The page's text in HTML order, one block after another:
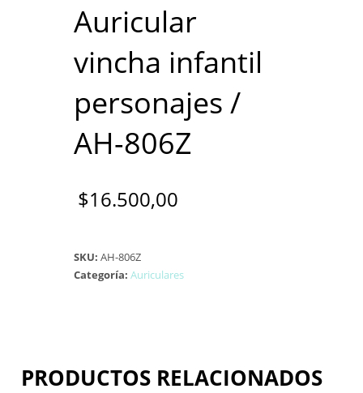
Auricular
vincha infantil
personajes /
AH-806Z
$16.500,00
SKU:AH-806Z
Categoría:Auriculares
PRODUCTOS RELACIONADOS